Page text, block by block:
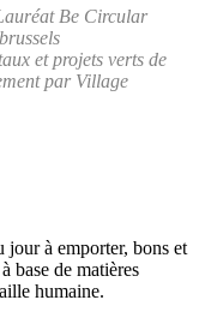
Be Circular
et projets verts de
par Village
à emporter, bons et
base de matières
humaine.